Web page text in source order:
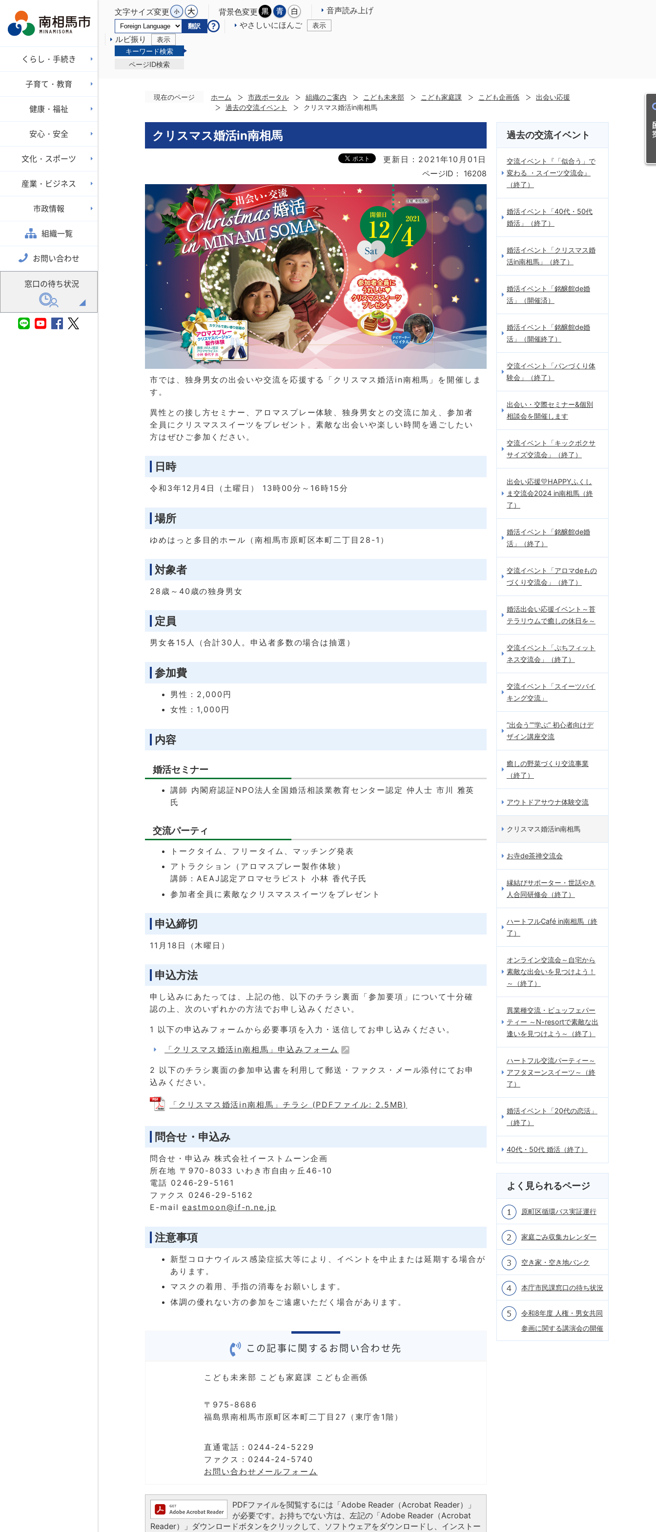
文字サイズ変更 背景色変更 音声読み上げ
翻訳 やさしいにほんご 表示
ルビ振り
表示
キーワード検索
ページID検索
くらし・手続き
子育て・教育
健康・福祉
安心・安全
文化・スポーツ
産業・ビジネス
市政情報
組織一覧
お問い合わせ
窓口の待ち状況
目
現在のページ ホーム 市政ポータル 組織のご案内 こども未来部 こども家庭課 こども企画係
出会い応援
過去の交流イベント
クリスマス婚活in南相馬
クリスマス婚活in南相馬
更新日：2021年10月01日
ページID：
16208
市では、独身男女の出会いや交流を応援する「クリスマス婚活in南相馬」を開催しま
す。
異性との接し方セミナー、アロマスプレー体験、独身男女との交流に加え、参加者
全員にクリスマススイーツをプレゼント。素敵な出会いや楽しい時間を過ごしたい
方はぜひご参加ください。
日時
令和3年12月4日（土曜日） 13時00分～16時15分
場所
ゆめはっと多目的ホール（南相馬市原町区本町二丁目28-1）
対象者
28歳～40歳の独身男女
定員
男女各15人（合計30人。申込者多数の場合は抽選）
参加費
男性：2,000円
女性：1,000円
内容
婚活セミナー
講師 内閣府認証NPO法人全国婚活相談業教育センター認定 仲人士 市川 雅英
氏
交流パーティ
トークタイム、フリータイム、マッチング発表
アトラクション（アロマスプレー製作体験）
講師：AEAJ認定アロマセラピスト 小林 香代子氏
参加者全員に素敵なクリスマススイーツをプレゼント
申込締切
11月18日（木曜日）
申込方法
申し込みにあたっては、上記の他、以下のチラシ裏面「参加要項」について十分確
認の上、次のいずれかの方法でお申し込みください。
1 以下の申込みフォームから必要事項を入力・送信してお申し込みください。
「クリスマス婚活in南相馬」申込みフォーム
2 以下のチラシ裏面の参加申込書を利用して郵送・ファクス・メール添付にてお申
込みください。
「クリスマス婚活in南相馬」チラシ (PDFファイル: 2.5MB)
問合せ・申込み
問合せ・申込み 株式会社イーストムーン企画
所在地 〒970-8033 いわき市自由ヶ丘46-10
電話 0246-29-5161
ファクス 0246-29-5162
E-maileastmoon@if-n.ne.jp
注意事項
新型コロナウイルス感染症拡大等により、イベントを中止または延期する場合が
あります。
マスクの着用、手指の消毒をお願いします。
体調の優れない方の参加をご遠慮いただく場合があります。
この記事に関するお問い合わせ先
こども未来部 こども家庭課 こども企画係
〒975-8686
福島県南相馬市原町区本町二丁目27（東庁舎1階）
直通電話：0244-24-5229
ファクス：0244-24-5740
お問い合わせメールフォーム
PDFファイルを閲覧するには「Adobe Reader（Acrobat Reader）」
が必要です。お持ちでない方は、左記の「Adobe Reader（Acrobat
Reader）」ダウンロードボタンをクリックして、ソフトウェアをダウンロードし、インストー
過去の交流イベント
交流イベント『「似合う」で
変わる ・スイーツ交流会』
（終了）
婚活イベント「40代・50代
婚活」（終了）
婚活イベント「クリスマス婚
活in南相馬」（終了）
婚活イベント「銘醸館de婚
活」（開催済）
婚活イベント「銘醸館de婚
活」（開催終了）
交流イベント「パンづくり体
験会」（終了）
出会い・交際セミナー&個別
相談会を開催します
交流イベント「キックボクサ
サイズ交流会」（終了）
出会い応援💛HAPPYふくし
ま交流会2024 in南相馬（終
了）
婚活イベント「銘醸館de婚
活」（終了）
交流イベント「アロマdeもの
づくり交流会」（終了）
婚活出会い応援イベント～苔
テラリウムで癒しの休日を～
交流イベント「ぷちフィット
ネス交流会」（終了）
交流イベント「スイーツバイ
キング交流」
”出会う””学ぶ” 初心者向けデ
ザイン講座交流
癒しの野菜づくり交流事業
（終了）
アウトドアサウナ体験交流
クリスマス婚活in南相馬
お寺de茶禅交流会
縁結びサポーター・世話やき
人合同研修会（終了）
ハートフルCafé in南相馬（終
了）
オンライン交流会～自宅から
素敵な出会いを見つけよう！
～（終了）
異業種交流・ビュッフェパー
ティー ～N-resortで素敵な出
逢いを見つけよう～（終了）
ハートフル交流パーティー～
アフタヌーンスイーツ～（終
了）
婚活イベント「20代の恋活」
（終了）
40代・50代 婚活（終了）
よく見られるページ
原町区循環バス実証運行
家庭ごみ収集カレンダー
空き家・空き地バンク
本庁市民課窓口の待ち状況
令和8年度 人権・男女共同
参画に関する講演会の開催